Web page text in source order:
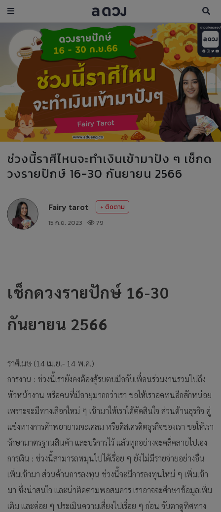
ช่วงนี้ราศีไหนจะทำเงินเข้ามาปัง ๆ เช็กด
วงรายปักษ์ 16-30 กันยายน 2566
Fairy tarot
+ ติดตาม
15 ก.ย. 2023
79
เช็กดวงรายปักษ์ 16-30
กันยายน 2566
ราศีเมษ (14 เม.ย.- 14 พ.ค.)
การงาน : ช่วงนี้เรายังคงต้องสู้รบตบมือกับเพื่อนร่วมงานรวมไปถึง
หัวหน้างาน หรือคนที่มีอายุมากกว่าเรา ขอให้เราอดทนอีกสักหน่อย
เพราะจะมีทางเลือกใหม่ ๆ เข้ามาให้เราได้ตัดสินใจ ส่วนด้านธุรกิจ คู่
แข่งทางการค้าพยายามจะเคลม หรือดิสเครดิตธุรกิจของเรา ขอให้เรา
รักษามาตรฐานสินค้า และบริการไว้ แล้วทุกอย่างจะคลี่คลายไปเอง
การเงิน : ช่วงนี้สามารถหมุนไปได้เรื่อย ๆ ยังไม่มีรายจ่ายอย่างอื่น
เพิ่มเข้ามา ส่วนด้านการลงทุน ช่วงนี้จะมีการลงทุนใหม่ ๆ เพิ่มเข้า
มา ซึ่งน่าสนใจ และน่าติดตามพอสมควร เราอาจจะศึกษาข้อมูลเพิ่ม
เติม และค่อย ๆ ประเมินความเสี่ยงไปเรื่อย ๆ ก่อน จับตาดูทิศทาง